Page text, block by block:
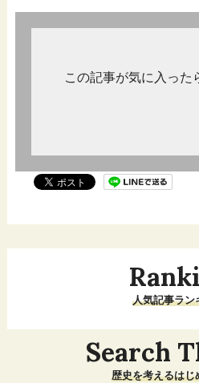
この記事が気に入った
人気記事ラン
Search
歴史を考えるはじ